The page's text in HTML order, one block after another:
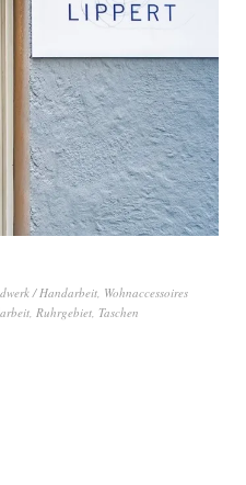
/ Handarbeit, Wohnaccessoires
, Ruhrgebiet, Taschen